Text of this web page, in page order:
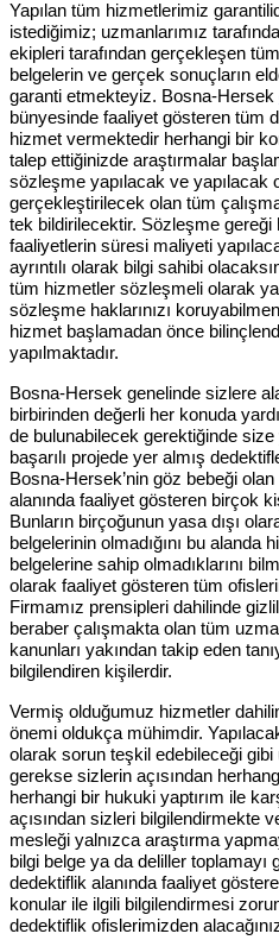
Yapılan tüm hizmetlerimiz
istediğimiz; uzmanlarımız
ekipleri tarafından gerçekleşen
belgelerin ve gerçek sonuçların
garanti etmekteyiz. Bosna-Hersek
bünyesinde faaliyet gösteren tüm
hizmet vermektedir herhangi bir
talep ettiğinizde araştırmalar
sözleşme yapılacak ve yapılacak
gerçekleştirilecek olan tüm
tek bildirilecektir. Sözleşme gereği
faaliyetlerin süresi maliyeti
ayrıntılı olarak bilgi sahibi
tüm hizmetler sözleşmeli olarak
sözleşme haklarınızı
hizmet başlamadan önce
yapılmaktadır.
Bosna-Hersek genelinde sizlere
birbirinden değerli her konuda
de bulunabilecek gerektiğinde
başarılı projede yer almış
Bosna-Hersek’nin göz bebeği
alanında faaliyet gösteren birçok
Bunların birçoğunun yasa dışı
belgelerinin olmadığını bu
belgelerine sahip olmadıklarını
olarak faaliyet gösteren tüm
Firmamız prensipleri dahilinde
beraber çalışmakta olan tüm
kanunları yakından takip eden
bilgilendiren kişilerdir.
Vermiş olduğumuz hizmetler
önemi oldukça mühimdir.
olarak sorun teşkil edebileceği gibi
gerekse sizlerin açısından
herhangi bir hukuki yaptırım ile
açısından sizleri bilgilendirmekte
mesleği yalnızca araştırma
bilgi belge ya da deliller toplamayı
dedektiflik alanında faaliyet
konular ile ilgili bilgilendirmesi
dedektiflik ofislerimizden